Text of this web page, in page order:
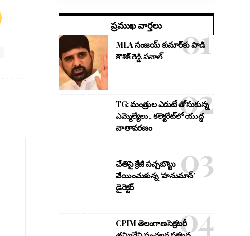
ప్రముఖ వార్తలు
MLA సంజయ్ కుమార్‌కు పాడి
కౌశిక్ రెడ్డి సవాల్
TG: మంత్రుల ఎదుటే తోసుకున్న
ఎమ్మెల్యేలు.. కలెక్టరేట్‌లో యుద్ధ
వాతావరణం
చేతిపై క్రేజీ పచ్చబొట్టు
వేయించుకున్న ‘హనుమాన్’
డైరెక్టర్
CPIM తెలంగాణ సెక్రటరీ